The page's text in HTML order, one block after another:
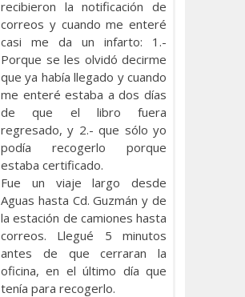
recibieron la notificación de
correos y cuando me enteré
casi me da un infarto: 1.-
Porque se les olvidó decirme
que ya había llegado y cuando
me enteré estaba a dos días
de que el libro fuera
regresado, y 2.- que sólo yo
podía recogerlo porque
estaba certificado.
Fue un viaje largo desde
Aguas hasta Cd. Guzmán y de
la estación de camiones hasta
correos. Llegué 5 minutos
antes de que cerraran la
oficina, en el último día que
tenía para recogerlo.